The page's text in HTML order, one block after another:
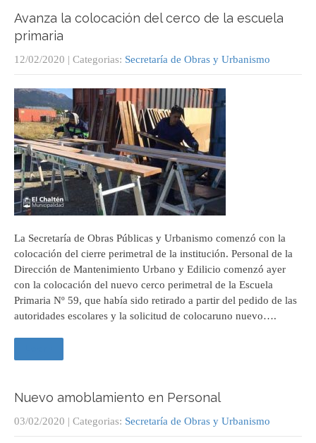
Avanza la colocación del cerco de la escuela
primaria
12/02/2020 | Categorias: Secretaría de Obras y Urbanismo
La Secretaría de Obras Públicas y Urbanismo comenzó con la
colocación del cierre perimetral de la institución. Personal de la
Dirección de Mantenimiento Urbano y Edilicio comenzó ayer
con la colocación del nuevo cerco perimetral de la Escuela
Primaria Nº 59, que había sido retirado a partir del pedido de las
autoridades escolares y la solicitud de colocaruno nuevo….
Nuevo amoblamiento en Personal
03/02/2020 | Categorias: Secretaría de Obras y Urbanismo